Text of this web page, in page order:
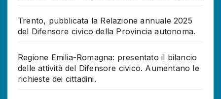
Trento, pubblicata la Relazione annuale 2025
del Difensore civico della Provincia autonoma.
Regione Emilia-Romagna: presentato il bilancio
delle attività del Difensore civico. Aumentano le
richieste dei cittadini.